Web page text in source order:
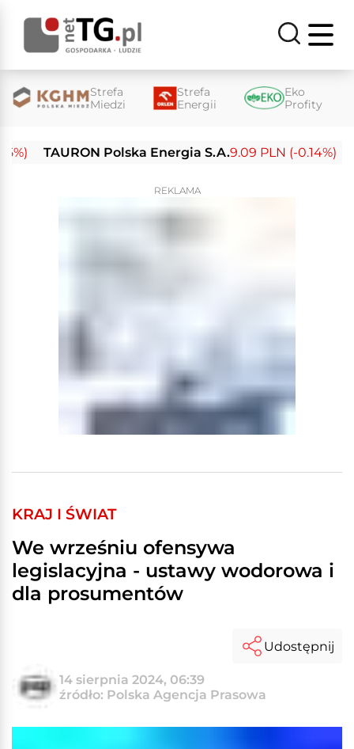
Strefa
Miedzi
Strefa
Energii
Eko
Profity
TAURON Polska Energia S.A.9.09 PLN (-0.14%)
REKLAMA
KRAJ I ŚWIAT
We wrześniu ofensywa
legislacyjna - ustawy wodorowa i
dla prosumentów
14 sierpnia 2024, 06:39
źródło: Polska Agencja Prasowa
Udostępnij